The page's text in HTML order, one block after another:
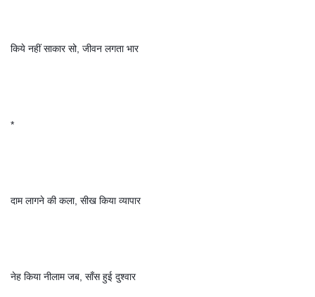
किये नहीं साकार सो, जीवन लगता भार
*
दाम लागने की कला, सीख किया व्यापार
नेह किया नीलाम जब, साँस हुई दुश्वार